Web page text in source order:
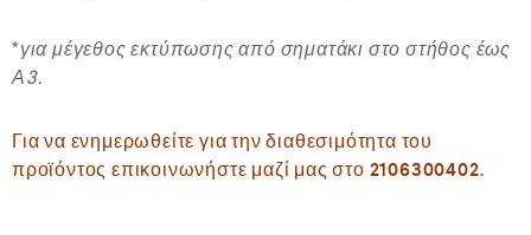
*για μέγεθος εκτύπωσης από σηματάκι στο στήθος έως
Α3.
Για να ενημερωθείτε για την διαθεσιμότητα του
προϊόντος επικοινωνήστε μαζί μας στο 2106300402.